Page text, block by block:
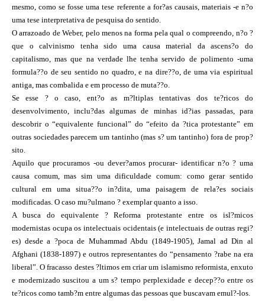
mesmo, como se fosse uma tese referente a for?as causais, materiais -e n?o
uma tese interpretativa de pesquisa do sentido.
O arrazoado de Weber, pelo menos na forma pela qual o compreendo, n?o ?
que o calvinismo tenha sido uma causa material da ascens?o do
capitalismo, mas que na verdade lhe tenha servido de polimento -uma
formula??o de seu sentido no quadro, e na dire??o, de uma via espiritual
antiga, mas combalida e em processo de muta??o.
Se esse ? o caso, ent?o as m?ltiplas tentativas dos te?ricos do
desenvolvimento, inclu?das algumas de minhas id?ias passadas, para
descobrir o “equivalente funcional” do “efeito da ?tica protestante” em
outras sociedades parecem um tantinho (mas s? um tantinho) fora de prop?
sito.
Aquilo que procuramos -ou dever?amos procurar- identificar n?o ? uma
causa comum, mas sim uma dificuldade comum: como gerar sentido
cultural em uma situa??o in?dita, uma paisagem de rela?es sociais
modificadas. O caso mu?ulmano ? exemplar quanto a isso.
A busca do equivalente ? Reforma protestante entre os isl?micos
modernistas ocupa os intelectuais ocidentais (e intelectuais de outras regi?
es) desde a ?poca de Muhammad Abdu (1849-1905), Jamal ad Din al
Afghani (1838-1897) e outros representantes do “pensamento ?rabe na era
liberal”. O fracasso destes ?ltimos em criar um islamismo reformista, enxuto
e modernizado suscitou a um s? tempo perplexidade e decep??o entre os
te?ricos como tamb?m entre algumas das pessoas que buscavam emul?-los.